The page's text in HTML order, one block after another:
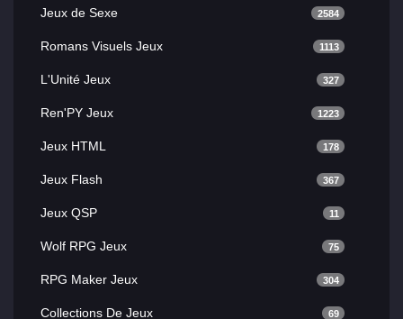
Jeux de Sexe 2584
Romans Visuels Jeux 1113
L'Unité Jeux 327
Ren'PY Jeux 1223
Jeux HTML 178
Jeux Flash 367
Jeux QSP 11
Wolf RPG Jeux 75
RPG Maker Jeux 304
Collections De Jeux 69